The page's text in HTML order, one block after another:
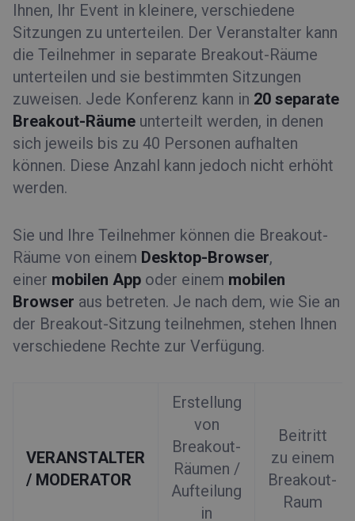
Ihnen, Ihr Event in kleinere, verschiedene
Sitzungen zu unterteilen. Der Veranstalter kann
die Teilnehmer in separate Breakout-Räume
unterteilen und sie bestimmten Sitzungen
zuweisen. Jede Konferenz kann in 20 separate
Breakout-Räume unterteilt werden, in denen
sich jeweils bis zu 40 Personen aufhalten
können. Diese Anzahl kann jedoch nicht erhöht
werden.
Sie und Ihre Teilnehmer können die Breakout-
Räume von einem Desktop-Browser,
einer mobilen App oder einem mobilen
Browser aus betreten. Je nach dem, wie Sie an
der Breakout-Sitzung teilnehmen, stehen Ihnen
verschiedene Rechte zur Verfügung.
VERANSTALTER
/ MODERATOR
Erstellung
von
Breakout-
Räumen /
Aufteilung
in
Beitritt
zu einem
Breakout-
Raum